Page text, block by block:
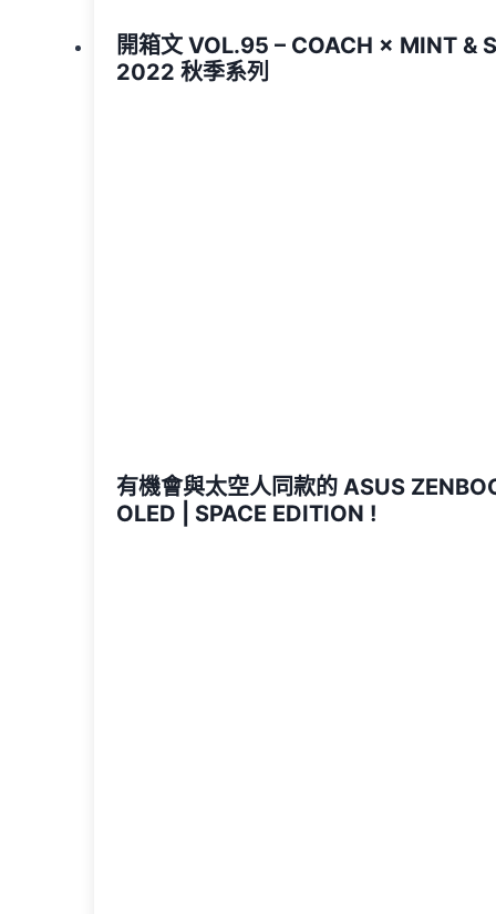
開箱文 VOL.95 – COACH × MINT &
2022 秋季系列
有機會與太空人同款的 ASUS
OLED | SPACE EDITION !